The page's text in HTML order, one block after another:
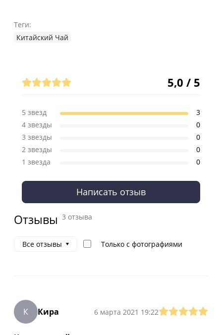
Теги:
Китайский Чай
Отзывы (3) 5,0 / 5
5 звезд
3
4 звезды
0
3 звезды
0
2 звезды
0
1 звезда
0
Написать отзыв
Отзывы 3 отзыва
Все отзывы Только с фотографиями
К Кира 6 марта 2021 19:22